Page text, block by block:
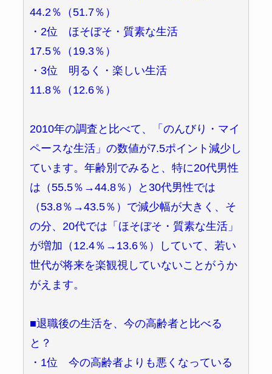
44.2％（51.7％）
・2位 ほそぼそ・質素な生活
17.5％（19.3％）
・3位 明るく・楽しい生活
11.8％（12.6％）
2010年の調査と比べて、「のんびり・マイ
ペースな生活」の数値が7.5ポイント減少し
ています。年齢別でみると、特に20代男性
は（55.5％→44.8％）と30代男性では
（53.8％→43.5％）で減少幅が大きく、そ
の分、20代では「ほそぼそ・質素な生活」
が増加（12.4％→13.6％）していて、若い
世代が将来を楽観視していないことがうか
がえます。
■退職後の生活を、今の高齢者と比べる
と？
・1位 今の高齢者よりも悪くなっている